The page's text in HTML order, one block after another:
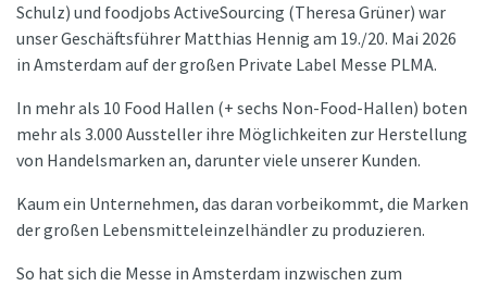
Schulz) und foodjobs ActiveSourcing (Theresa Grüner) war
unser Geschäftsführer Matthias Hennig am 19./20. Mai 2026
in Amsterdam auf der großen Private Label Messe PLMA.
In mehr als 10 Food Hallen (+ sechs Non-Food-Hallen) boten
mehr als 3.000 Aussteller ihre Möglichkeiten zur Herstellung
von Handelsmarken an, darunter viele unserer Kunden.
Kaum ein Unternehmen, das daran vorbeikommt, die Marken
der großen Lebensmitteleinzelhändler zu produzieren.
So hat sich die Messe in Amsterdam inzwischen zum